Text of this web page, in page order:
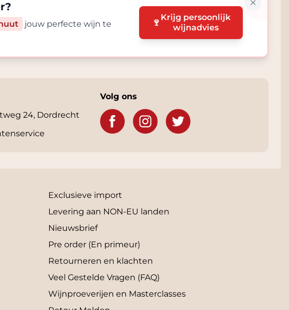
jouw perfecte wijn te
🍷 Krijg persoonlijk
wijnadvies
24, Dordrecht
Volg ons
Exclusieve import
Levering aan NON-EU landen
Nieuwsbrief
Pre order (En primeur)
Retourneren en klachten
Veel Gestelde Vragen (FAQ)
Wijnproeverijen en Masterclasses